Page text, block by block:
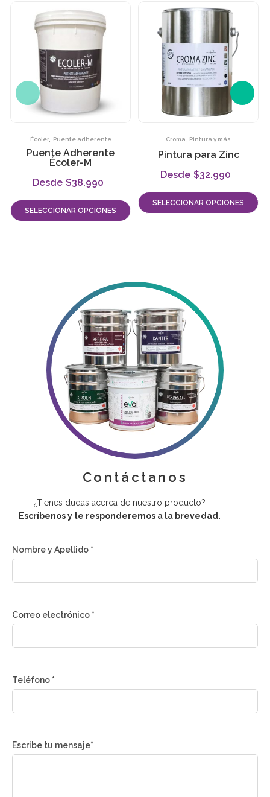
Écoler, Puente adherente
Puente Adherente
Écoler-M
$38.990
SELECCIONAR OPCIONES
Croma, Pintura y más
Pintura para Zinc
$32.990
SELECCIONAR OPCIONES
Contáctanos
¿Tienes dudas acerca de nuestro producto?
Escríbenos y te responderemos a la brevedad.
Nombre y Apellido *
Correo electrónico *
Teléfono *
Escribe tu mensaje*